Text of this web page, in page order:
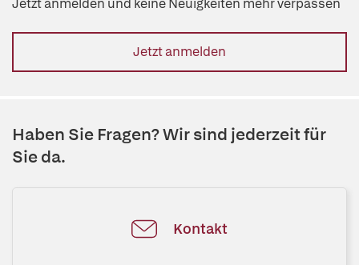
Jetzt anmelden und keine Neuigkeiten mehr verpassen
Jetzt anmelden
Haben Sie Fragen? Wir sind jederzeit für
Sie da.
Kontakt